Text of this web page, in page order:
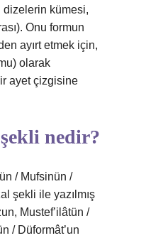
dizelerin kümesi,
Onu formun
ayırt etmek için,
olarak
ayet çizgisine
nedir?
/ Mufsinün /
şekli ile yazılmış
Mustef’ilâtün /
/ Düformât’un